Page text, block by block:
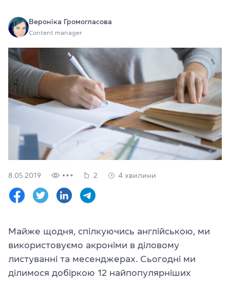
Підготовка до іспитів
Більше про нас
Залишити заявку
Мова сайту RU
(063) 580 11 00
(098) 580 11 00
м. Київ, метро Золоті Ворота, вул. Ярославів Вал, 13/2-б,
Дивитись на Google Maps
Вероніка Громогласова
Content manager
8.05.2019 2 4 хвилини
Майже щодня, спілкуючись англійською, ми
використовуємо акроніми в діловому
листуванні та месенджерах. Сьогодні ми
ділимося добіркою 12 найпопулярніших